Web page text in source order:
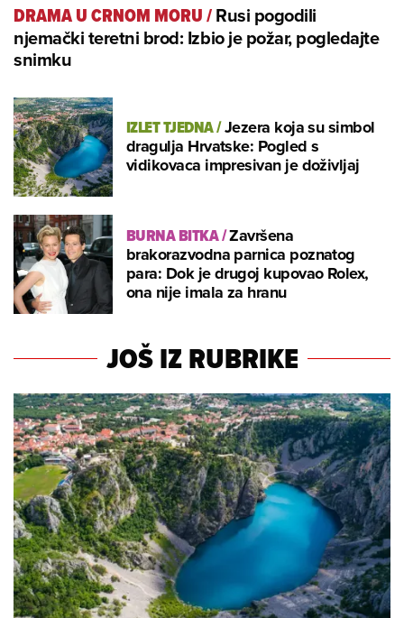
DRAMA U CRNOM MORU/Rusi pogodili
njemački teretni brod: Izbio je požar, pogledajte
snimku
IZLET TJEDNA/Jezera koja su simbol
dragulja Hrvatske: Pogled s
vidikovaca impresivan je doživljaj
BURNA BITKA/Završena
brakorazvodna parnica poznatog
para: Dok je drugoj kupovao Rolex,
ona nije imala za hranu
JOŠ IZ RUBRIKE